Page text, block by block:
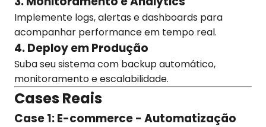
Implemente logs, alertas e dashboards para
acompanhar performance em tempo real.
4. Deploy em Produção
Suba seu sistema com backup automático,
monitoramento e escalabilidade.
Cases Reais
Case 1: E-commerce - Automatização